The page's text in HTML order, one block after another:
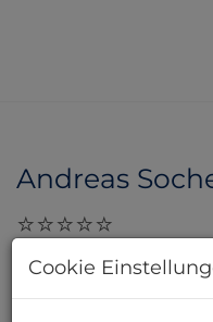
Andreas
29.11.2023, 10:08
Cookie